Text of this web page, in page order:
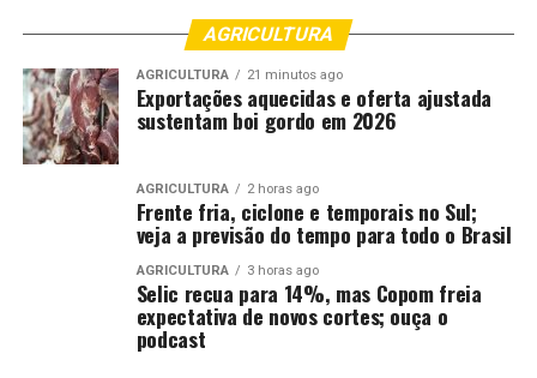
Ferramenta no PJe permite identificar decisões
fundamentadas no Protocolo de Gênero do CNJ
DON'T MISS
TJ manda MTI reabrir inscrições para ex-servidores
barrados por adesão a PDV
AGRICULTURA
AGRICULTURA 21 minutos ago
Exportações aquecidas e oferta ajustada
sustentam boi gordo em 2026
AGRICULTURA 2 horas ago
Frente fria, ciclone e temporais no Sul;
veja a previsão do tempo para todo o Brasil
AGRICULTURA 3 horas ago
Selic recua para 14%, mas Copom freia
expectativa de novos cortes; ouça o
podcast